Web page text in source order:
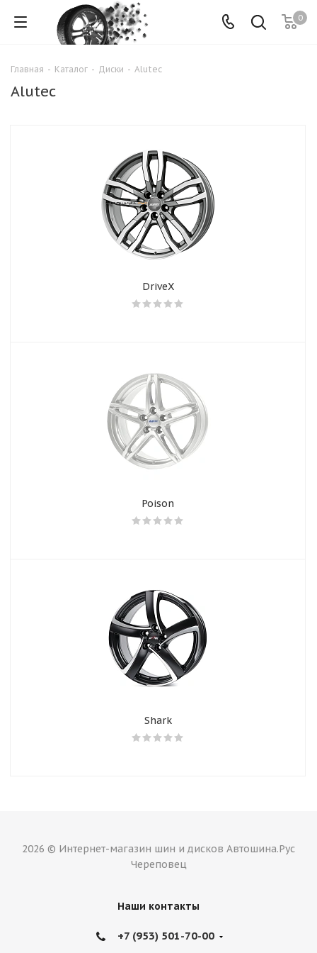
0
Главная - Каталог - Диски - Alutec
Alutec
DriveX
Poison
Shark
2026 © Интернет-магазин шин и дисков Автошина.Рус
Череповец
Наши контакты
+7 (953) 501-70-00